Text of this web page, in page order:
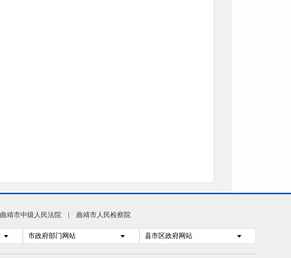
曲靖市中级人民法院 曲靖市人民检察院
市政府部门网站 县市区政府网站